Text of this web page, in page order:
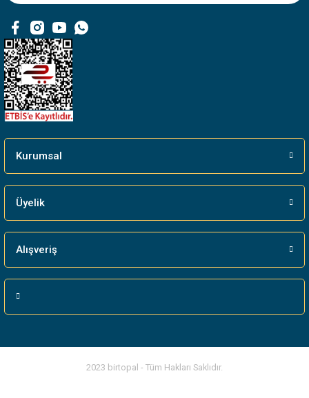
Bu ürüne benzer farklı alternatifler olmalı.
Kurumsal
Üyelik
Alışveriş
2023 birtopal - Tüm Hakları Saklıdır.